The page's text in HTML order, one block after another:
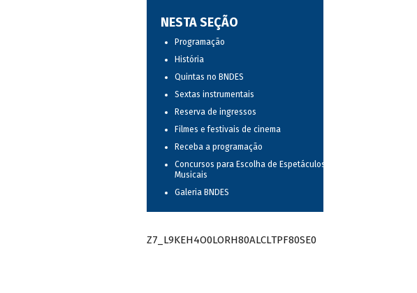
NESTA SEÇÃO
Programação
História
Quintas no BNDES
Sextas instrumentais
Reserva de ingressos
Filmes e festivais de cinema
Receba a programação
Concursos para Escolha de Espetáculos
Musicais
Galeria BNDES
Z7_L9KEH4O0LORH80ALCLTPF80SE0